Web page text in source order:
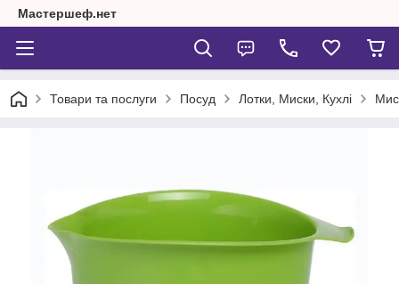
Мастершеф.нет
Товари та послуги Посуд Лотки, Миски, Кухлі